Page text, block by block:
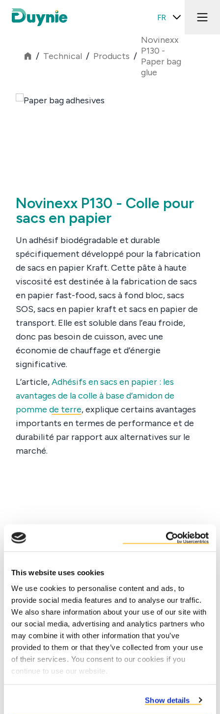
This website uses cookies
We use cookies to personalise content and ads, to
provide social media features and to analyse our traffic.
We also share information about your use of our site with
our social media, advertising and analytics partners who
may combine it with other information that you’ve
provided to them or that they’ve collected from your use
of their services. You consent to our cookies if you
continue to use our website.
Show details
FR
/ Technical / Products /
Novinexx
P130 -
Paper bag
glue
Novinexx P130 - Colle pour
sacs en papier
Un adhésif biodégradable et durable
spécifiquement développé pour la fabrication
de sacs en papier Kraft. Cette pâte à haute
viscosité est destinée à la fabrication de sacs
en papier fast-food, sacs à fond bloc, sacs
SOS, sacs en papier kraft et sacs en papier de
transport. Elle est soluble dans l’eau froide,
donc pas besoin de cuisson, avec une
économie de chauffage et d’énergie
significative.
L’article,Adhésifs en sacs en papier : les
avantages de la colle à base d’amidon de
pomme de terre, explique certains avantages
importants en termes de performance et de
durabilité par rapport aux alternatives sur le
marché.
Avantages